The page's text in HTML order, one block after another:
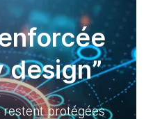
design”
restent protégées